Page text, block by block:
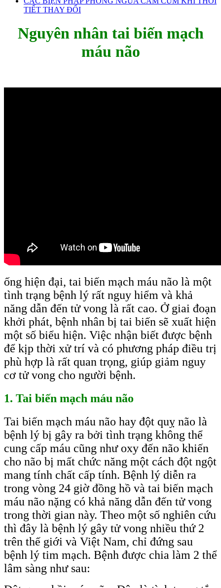
TIẾT THAY ĐỔI
Nguyên nhân tai biến mạch
máu não
ống hiện đại, tai biến mạch máu não là một
tình trạng bệnh lý rất nguy hiểm và khả
năng dẫn đến tử vong là rất cao. Ở giai đoạn
khởi phát, bệnh nhân bị tai biến sẽ xuất hiện
một số biểu hiện. Việc nhận biết được bệnh
để kịp thời xử trí và có phương pháp điều trị
phù hợp là rất quan trọng, giúp giảm nguy
cơ tử vong cho người bệnh.
1. Tai biến mạch máu não
Tai biến mạch máu não hay đột quỵ não là
bệnh lý bị gây ra bởi tình trạng không thể
cung cấp máu cũng như oxy đến não khiến
cho não bị mất chức năng một cách đột ngột
mang tính chất cấp tính. Bệnh lý diễn ra
trong vòng 24 giờ đồng hồ và tai biến mạch
máu não nặng có khả năng dẫn đến tử vong
trong thời gian này. Theo một số nghiên cứu
thì đây là bệnh lý gây tử vong nhiều thứ 2
trên thế giới và Việt Nam, chỉ đứng sau
bệnh lý tim mạch. Bệnh được chia làm 2 thể
lâm sàng như sau: